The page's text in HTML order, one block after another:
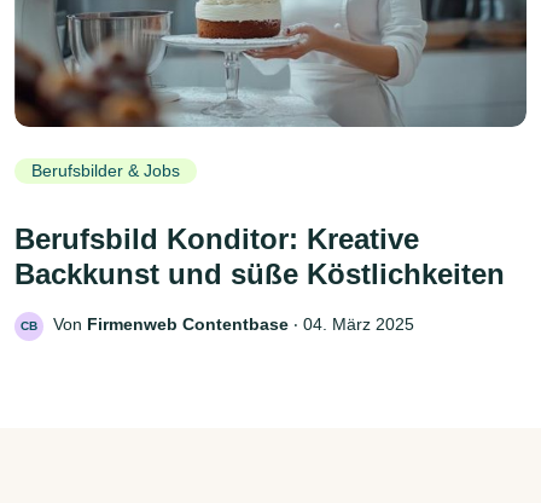
Berufsbilder & Jobs
Berufsbild Konditor: Kreative
Backkunst und süße Köstlichkeiten
CB Von Firmenweb Contentbase ‧ 04. März 2025